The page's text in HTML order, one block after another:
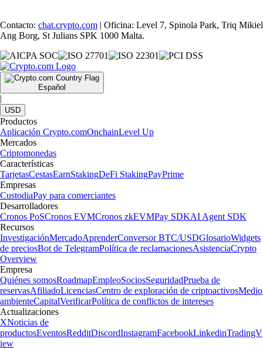
Contacto: chat.crypto.com | Oficina: Level 7, Spinola Park, Triq Mikiel
Ang Borg, St Julians SPK 1000 Malta.
Español
|
USD
Productos
Aplicación Crypto.comOnchainLevel Up
Mercados
Criptomonedas
Características
TarjetasCestasEarnStakingDeFi StakingPayPrime
Empresas
CustodiaPay para comerciantes
Desarrolladores
Cronos PoSCronos EVMCronos zkEVMPay SDKAI Agent SDK
Recursos
InvestigaciónMercadoAprenderConversor BTC/USDGlosarioWidgets
de preciosBot de TelegramPolítica de reclamacionesAsistenciaCrypto
Overview
Empresa
Quiénes somosRoadmapEmpleoSociosSeguridadPrueba de
reservasAfiliadoLicenciasCentro de exploración de criptoactivosMedio
ambienteCapitalVerificarPolítica de conflictos de intereses
Actualizaciones
XNoticias de
productosEventosRedditDiscordInstagramFacebookLinkedinTradingV
iew